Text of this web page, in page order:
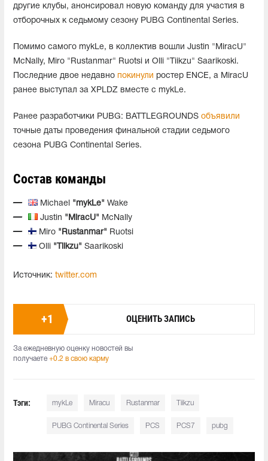
другие клубы, анонсировал новую команду для участия в
отборочных к седьмому сезону PUBG Continental Series.
Помимо самого mykLe, в коллектив вошли Justin "MiracU"
McNally, Miro "Rustanmar" Ruotsi и Olli "Tiikzu" Saarikoski.
Последние двое недавно покинули ростер ENCE, а MiracU
ранее выступал за XPLDZ вместе с mykLe.
Ранее разработчики PUBG: BATTLEGROUNDS объявили
точные даты проведения финальной стадии седьмого
сезона PUBG Continental Series.
Состав команды
Michael "mykLe" Wake
Justin "MiracU" McNally
Miro "Rustanmar" Ruotsi
Olli "Tiikzu" Saarikoski
Источник: twitter.com
+1 ОЦЕНИТЬ ЗАПИСЬ
За ежедневную оценку новостей вы
получаете +0.2 в свою карму
Тэги: mykLe Miracu Rustanmar Tiikzu
PUBG Continental Series PCS PCS7 pubg